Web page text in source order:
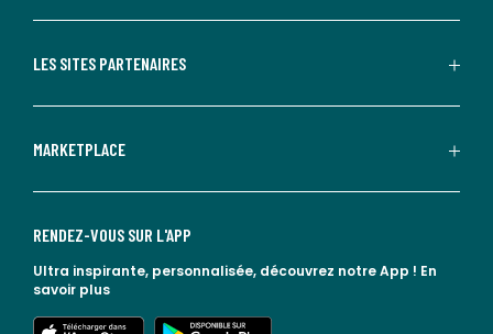
LES SITES PARTENAIRES
MARKETPLACE
RENDEZ-VOUS SUR L'APP
Ultra inspirante, personnalisée, découvrez notre App ! En
savoir plus
lien vers l'app store
lien vers google play